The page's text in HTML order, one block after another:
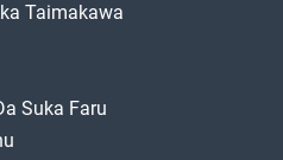
Taimakawa
Suka Faru